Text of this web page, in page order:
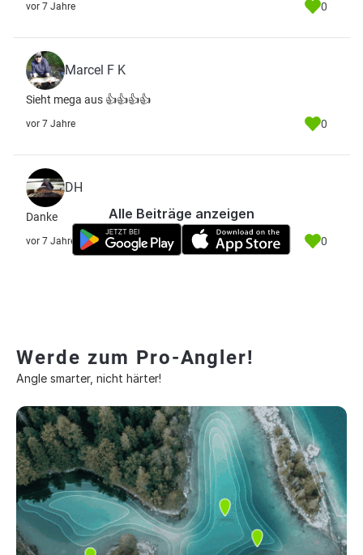
vor 7 Jahre 0
Marcel F K
Sieht mega aus 👍👍👍👍
vor 7 Jahre 0
DH
Danke
vor 7 Jahre 0
Alle Beiträge anzeigen
Werde zum Pro-Angler!
Angle smarter, nicht härter!